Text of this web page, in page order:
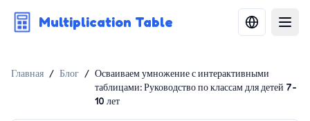
Multiplication Table
Главная / Блог / Осваиваем умножение с интерактивными
таблицами: Руководство по классам для детей 7-
10 лет